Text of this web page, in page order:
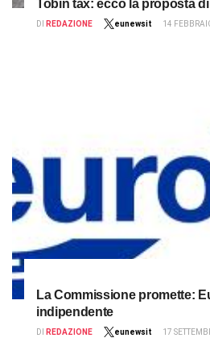
Tobin tax: ecco la proposta
DI REDAZIONE eunewsit 14
La Commissione promette:
indipendente
DI REDAZIONE eunewsit 17